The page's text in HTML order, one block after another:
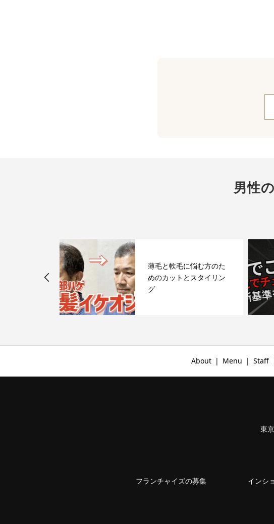
男性
薄毛と軟毛に悩む方のた
めのカットとスタイリン
グ
About Menu Staff
東
フランチャイズの募集 インシ